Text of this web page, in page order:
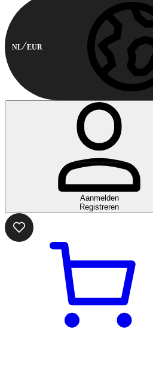
NL EUR
Aanmelden
Registreren